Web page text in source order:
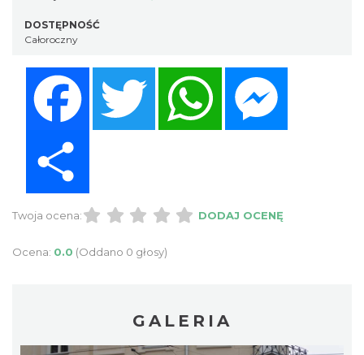
DOSTĘPNOŚĆ
Całoroczny
Twitter
Twoja ocena: DODAJ OCENĘ
Ocena: 0.0 (Oddano 0 głosy)
GALERIA